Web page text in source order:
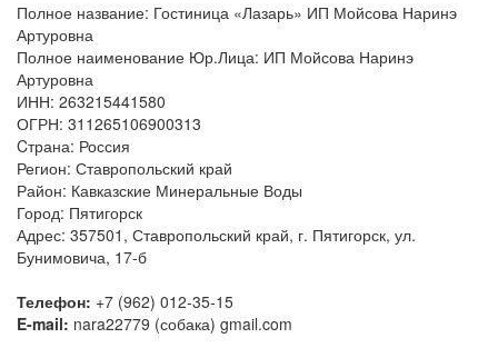
Полное название: Гостиница «Лазарь» ИП Мойсова Наринэ
Артуровна
Полное наименование Юр.Лица: ИП Мойсова Наринэ
Артуровна
ИНН: 263215441580
ОГРН: 311265106900313
Cтрана: Россия
Регион: Ставропольский край
Район: Кавказские Минеральные Воды
Город: Пятигорск
Адрес: 357501, Ставропольский край, г. Пятигорск, ул.
Бунимовича, 17-б
Телефон: +7 (962) 012-35-15
E-mail: nara22779 (собака) gmail.com